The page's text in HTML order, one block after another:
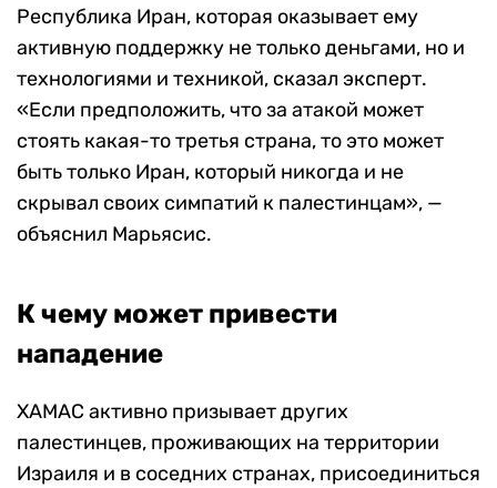
Республика Иран, которая оказывает ему
активную поддержку не только деньгами, но и
технологиями и техникой, сказал эксперт.
«Если предположить, что за атакой может
стоять какая-то третья страна, то это может
быть только Иран, который никогда и не
скрывал своих симпатий к палестинцам», —
объяснил Марьясис.
К чему может привести
нападение
ХАМАС активно призывает других
палестинцев, проживающих на территории
Израиля и в соседних странах, присоединиться